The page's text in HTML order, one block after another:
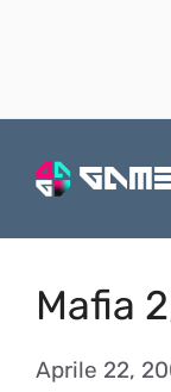
Mafia
Aprile 22,